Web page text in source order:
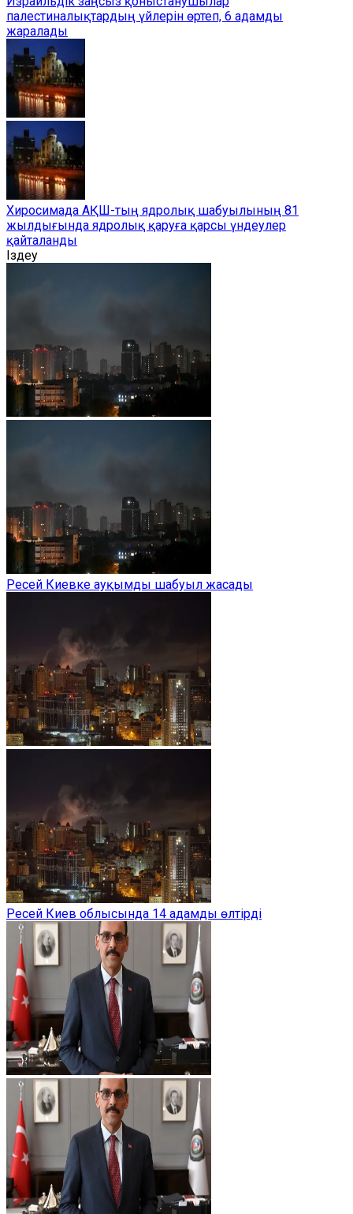
палестиналықтардың үйлерін өртеп, 6 адамды
жаралады
Хиросимада АҚШ-тың ядролық шабуылының 81
жылдығында ядролық қаруға қарсы үндеулер
қайталанды
Іздеу
Ресей Киевке ауқымды шабуыл жасады
Ресей Киев облысында 14 адамды өлтірді